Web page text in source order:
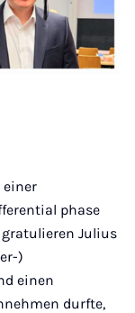
einer
phase
Julius
)
einen
durfte,